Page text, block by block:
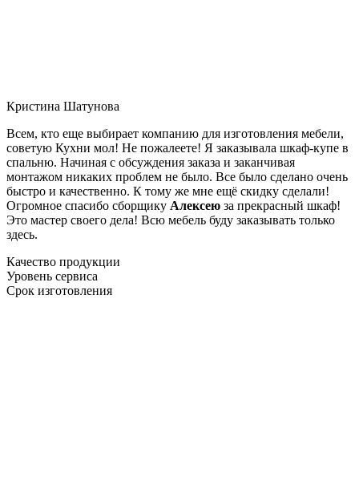
Кристина Шатунова
Всем, кто еще выбирает компанию для изготовления мебели,
советую Кухни мол! Не пожалеете! Я заказывала шкаф-купе в
спальню. Начиная с обсуждения заказа и заканчивая
монтажом никаких проблем не было. Все было сделано очень
быстро и качественно. К тому же мне ещё скидку сделали!
Огромное спасибо сборщику Алексею за прекрасный шкаф!
Это мастер своего дела! Всю мебель буду заказывать только
здесь.
Качество продукции
Уровень сервиса
Срок изготовления